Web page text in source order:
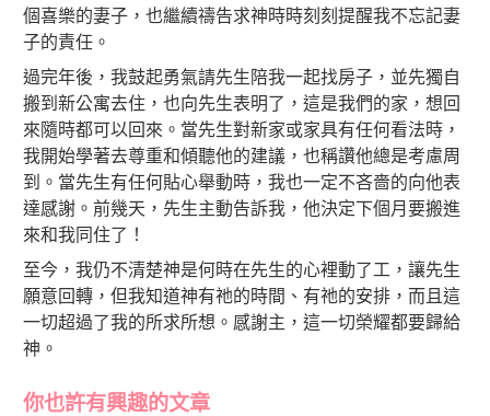
個喜樂的妻子，也繼續禱告求神時時刻刻提醒我不忘記妻
子的責任。
過完年後，我鼓起勇氣請先生陪我一起找房子，並先獨自
搬到新公寓去住，也向先生表明了，這是我們的家，想回
來隨時都可以回來。當先生對新家或家具有任何看法時，
我開始學著去尊重和傾聽他的建議，也稱讚他總是考慮周
到。當先生有任何貼心舉動時，我也一定不吝嗇的向他表
達感謝。前幾天，先生主動告訴我，他決定下個月要搬進
來和我同住了！
至今，我仍不清楚神是何時在先生的心裡動了工，讓先生
願意回轉，但我知道神有祂的時間、有祂的安排，而且這
一切超過了我的所求所想。感謝主，這一切榮耀都要歸給
神。
你也許有興趣的文章